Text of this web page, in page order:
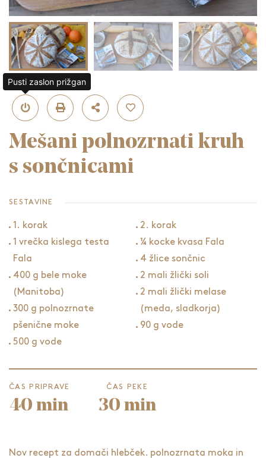
Mešani polnozrnati kruh
s sončnicami
SESTAVINE
1. korak
1 vrečka kislega testa
Fala
400 g bele moke
(Manitoba)
300 g polnozrnate
pšenične moke
500 g vode
2. korak
¼ kocke kvasa Fala
4 žlice sončnic
2 mali žlički soli
2 mali žlički melase
(meda, sladkorja)
90 g vode
ČAS PRIPRAVE
40 min
ČAS PEKE
30 min
Nov recept za domači hlebček. polnozrnata moka in
Pusti zaslon prižgan